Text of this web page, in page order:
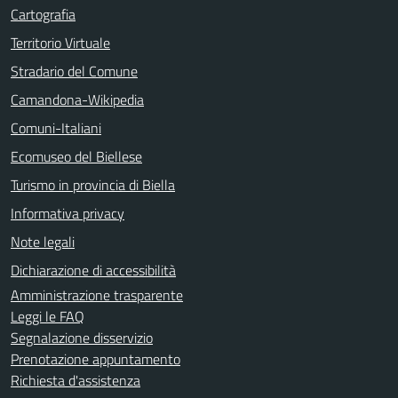
Cartografia
Territorio Virtuale
Stradario del Comune
Camandona-Wikipedia
Comuni-Italiani
Ecomuseo del Biellese
Turismo in provincia di Biella
Informativa privacy
Note legali
Dichiarazione di accessibilità
Amministrazione trasparente
Leggi le FAQ
Segnalazione disservizio
Prenotazione appuntamento
Richiesta d'assistenza